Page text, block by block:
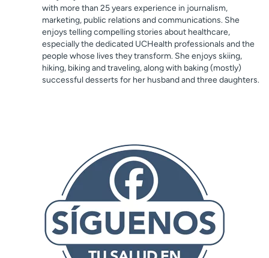
with more than 25 years experience in journalism,
marketing, public relations and communications. She
enjoys telling compelling stories about healthcare,
especially the dedicated UCHealth professionals and the
people whose lives they transform. She enjoys skiing,
hiking, biking and traveling, along with baking (mostly)
successful desserts for her husband and three daughters.